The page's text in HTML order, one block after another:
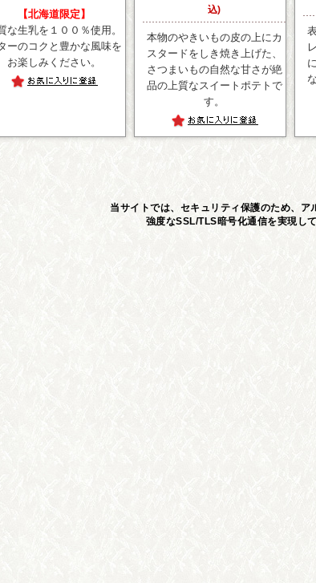
【北海道限定】
な生乳を１００％使用。
ーのコクと豊かな風味を
お楽しみください。
込)
本物のやきいもの皮の上にカ
スタードをしき焼き上げた、
さつまいもの自然な甘さが絶
品の上質なスイートポテトで
す。
当サイトでは、セキュリティ保護のため、ア
強度なSSL/TLS暗号化通信を実現